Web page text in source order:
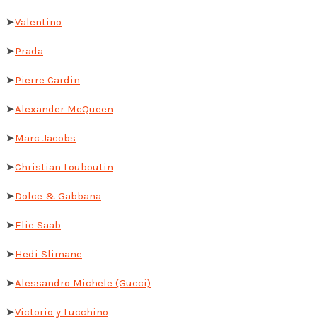
➤Valentino
➤Prada
➤Pierre Cardin
➤Alexander McQueen
➤Marc Jacobs
➤Christian Louboutin
➤Dolce & Gabbana
➤Elie Saab
➤Hedi Slimane
➤Alessandro Michele (Gucci)
➤Victorio y Lucchino